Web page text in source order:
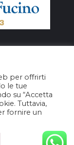
per offrirti
le tue
su “Accetta
Tuttavia,
fornire un